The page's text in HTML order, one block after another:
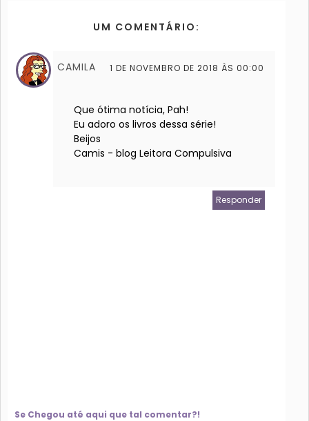
UM COMENTÁRIO:
CAMILA 1 DE NOVEMBRO DE 2018 ÀS 00:00
Que ótima notícia, Pah!
Eu adoro os livros dessa série!
Beijos
Camis - blog Leitora Compulsiva
Responder
Se Chegou até aqui que tal comentar?!